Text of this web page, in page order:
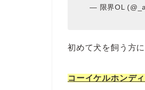
— 限界OL
初めて犬を飼う方
コーイケルホンデ